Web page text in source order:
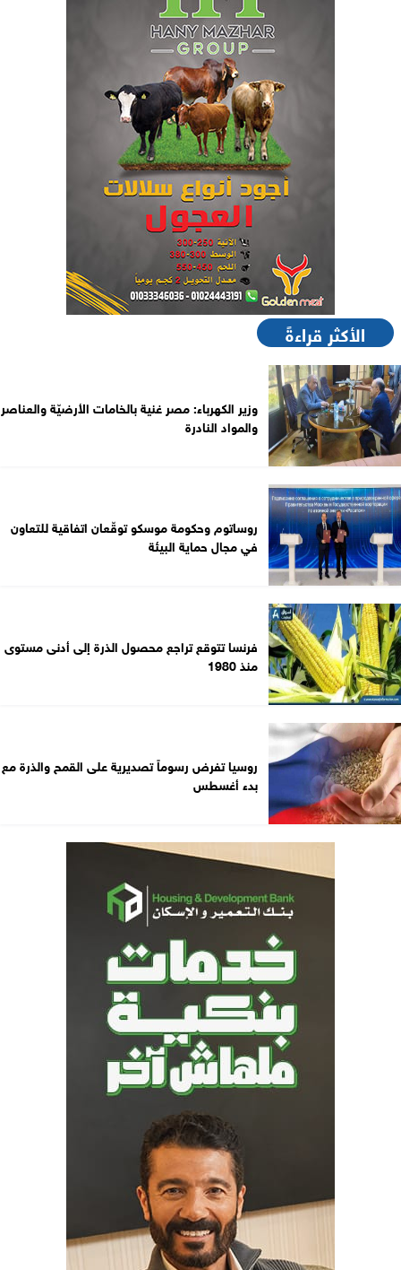
الأكثر قراءةً
وزير الكهرباء: مصر غنية بالخامات الأرضيّة والعناصر
والمواد النادرة
روساتوم وحكومة موسكو توقّعان اتفاقية للتعاون
في مجال حماية البيئة
فرنسا تتوقع تراجع محصول الذرة إلى أدنى مستوى
منذ 1980
روسيا تفرض رسوماً تصديرية على القمح والذرة مع
بدء أغسطس